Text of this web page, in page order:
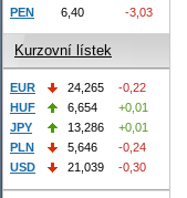
PEN
6,40 -3,03
Kurzovní lístek
EUR 24,265
-0,22
HUF
6,654
+0,01
JPY
13,286
+0,01
PLN
5,646
-0,24
USD
21,039 -0,30